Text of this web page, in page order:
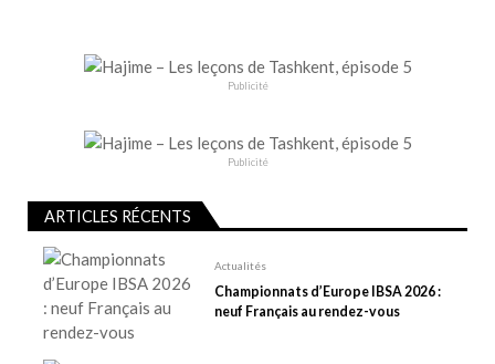
’
a
Publicité
Publicité
ARTICLES RÉCENTS
Actualités
Championnats d’Europe IBSA 2026 :
neuf Français au rendez-vous